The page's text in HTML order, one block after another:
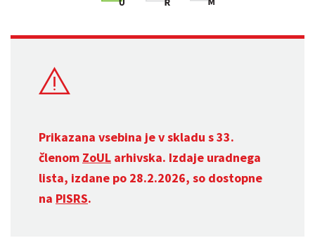
Prikazana vsebina je v skladu s 33.
členom ZoUL arhivska. Izdaje uradnega
lista, izdane po 28.2.2026, so dostopne
na PISRS.